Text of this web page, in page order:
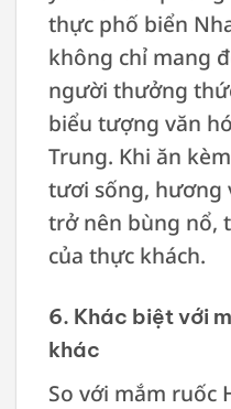
thực phố biển
không chỉ mang
người thưởng
biểu tượng văn
Trung. Khi ăn
tươi sống, hương
trở nên bùng nổ,
của thực khách.
6. Khác biệt với
khác
So với mắm ruốc